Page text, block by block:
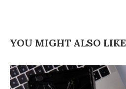
YOU MIGHT ALSO LIKE